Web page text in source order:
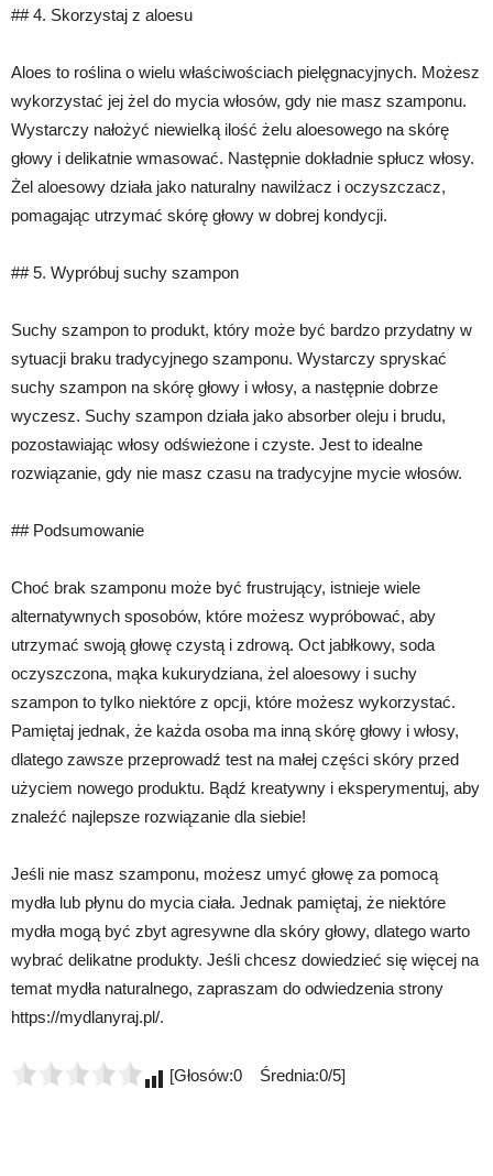
## 4. Skorzystaj z aloesu
Aloes to roślina o wielu właściwościach pielęgnacyjnych. Możesz
wykorzystać jej żel do mycia włosów, gdy nie masz szamponu.
Wystarczy nałożyć niewielką ilość żelu aloesowego na skórę
głowy i delikatnie wmasować. Następnie dokładnie spłucz włosy.
Żel aloesowy działa jako naturalny nawilżacz i oczyszczacz,
pomagając utrzymać skórę głowy w dobrej kondycji.
## 5. Wypróbuj suchy szampon
Suchy szampon to produkt, który może być bardzo przydatny w
sytuacji braku tradycyjnego szamponu. Wystarczy spryskać
suchy szampon na skórę głowy i włosy, a następnie dobrze
wyczesz. Suchy szampon działa jako absorber oleju i brudu,
pozostawiając włosy odświeżone i czyste. Jest to idealne
rozwiązanie, gdy nie masz czasu na tradycyjne mycie włosów.
## Podsumowanie
Choć brak szamponu może być frustrujący, istnieje wiele
alternatywnych sposobów, które możesz wypróbować, aby
utrzymać swoją głowę czystą i zdrową. Oct jabłkowy, soda
oczyszczona, mąka kukurydziana, żel aloesowy i suchy
szampon to tylko niektóre z opcji, które możesz wykorzystać.
Pamiętaj jednak, że każda osoba ma inną skórę głowy i włosy,
dlatego zawsze przeprowadź test na małej części skóry przed
użyciem nowego produktu. Bądź kreatywny i eksperymentuj, aby
znaleźć najlepsze rozwiązanie dla siebie!
Jeśli nie masz szamponu, możesz umyć głowę za pomocą
mydła lub płynu do mycia ciała. Jednak pamiętaj, że niektóre
mydła mogą być zbyt agresywne dla skóry głowy, dlatego warto
wybrać delikatne produkty. Jeśli chcesz dowiedzieć się więcej na
temat mydła naturalnego, zapraszam do odwiedzenia strony
https://mydlanyraj.pl/.
[Głosów:0 Średnia:0/5]